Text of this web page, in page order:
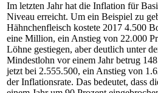
Im letzten Jahr hat die Inflation für
Niveau erreicht. Um ein Beispiel zu
Hähnchenfleisch kostete 2017 4.500
eine Million, ein Anstieg von 22.000
Löhne gestiegen, aber deutlich unter
Mindestlohn vor einem Jahr betrug
jetzt bei 2.555.500, ein Anstieg von
der Inflationsrate. Das bedeutet, dass